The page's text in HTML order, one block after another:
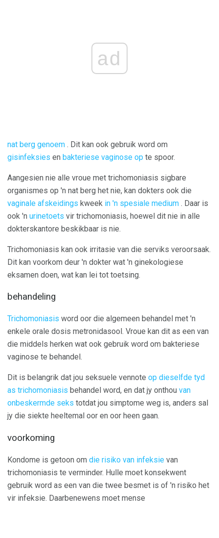
ad
nat berg genoem . Dit kan ook gebruik word om
gisinfeksies en bakteriese vaginose op te spoor.
Aangesien nie alle vroue met trichomoniasis sigbare
organismes op 'n nat berg het nie, kan dokters ook die
vaginale afskeidings kweek in 'n spesiale medium . Daar is
ook 'n urinetoets vir trichomoniasis, hoewel dit nie in alle
dokterskantore beskikbaar is nie.
Trichomoniasis kan ook irritasie van die serviks veroorsaak.
Dit kan voorkom deur 'n dokter wat 'n ginekologiese
eksamen doen, wat kan lei tot toetsing.
behandeling
Trichomoniasis word oor die algemeen behandel met 'n
enkele orale dosis metronidasool. Vroue kan dit as een van
die middels herken wat ook gebruik word om bakteriese
vaginose te behandel.
Dit is belangrik dat jou seksuele vennote op dieselfde tyd
as trichomoniasis behandel word, en dat jy onthou van
onbeskermde seks totdat jou simptome weg is, anders sal
jy die siekte heeltemal oor en oor heen gaan.
voorkoming
Kondome is getoon om die risiko van infeksie van
trichomoniasis te verminder. Hulle moet konsekwent
gebruik word as een van die twee besmet is of 'n risiko het
vir infeksie. Daarbenewens moet mense